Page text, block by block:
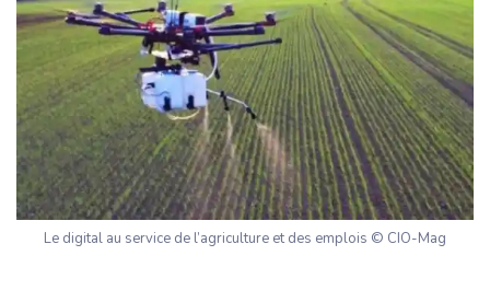
Le digital au service de l’agriculture et des emplois © CIO-Mag